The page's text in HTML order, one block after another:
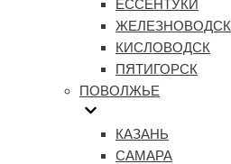
ЕССЕНТУКИ
ЖЕЛЕЗНОВОДСК
КИСЛОВОДСК
ПЯТИГОРСК
ПОВОЛЖЬЕ
КАЗАНЬ
САМАРА